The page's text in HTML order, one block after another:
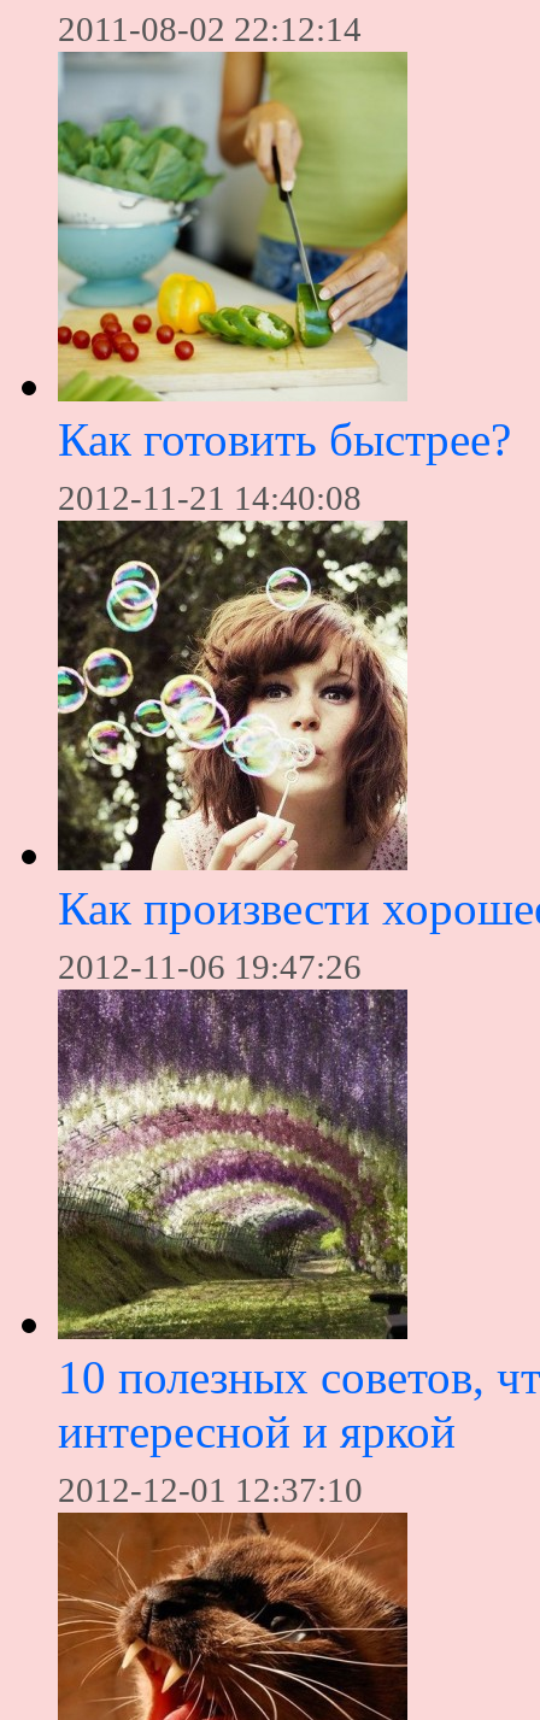
2011-08-02 22:12:14
Как готовить быстрее?
2012-11-21 14:40:08
Как произвести
2012-11-06 19:47:26
10 полезных советов,
интересной и яркой
2012-12-01 12:37:10